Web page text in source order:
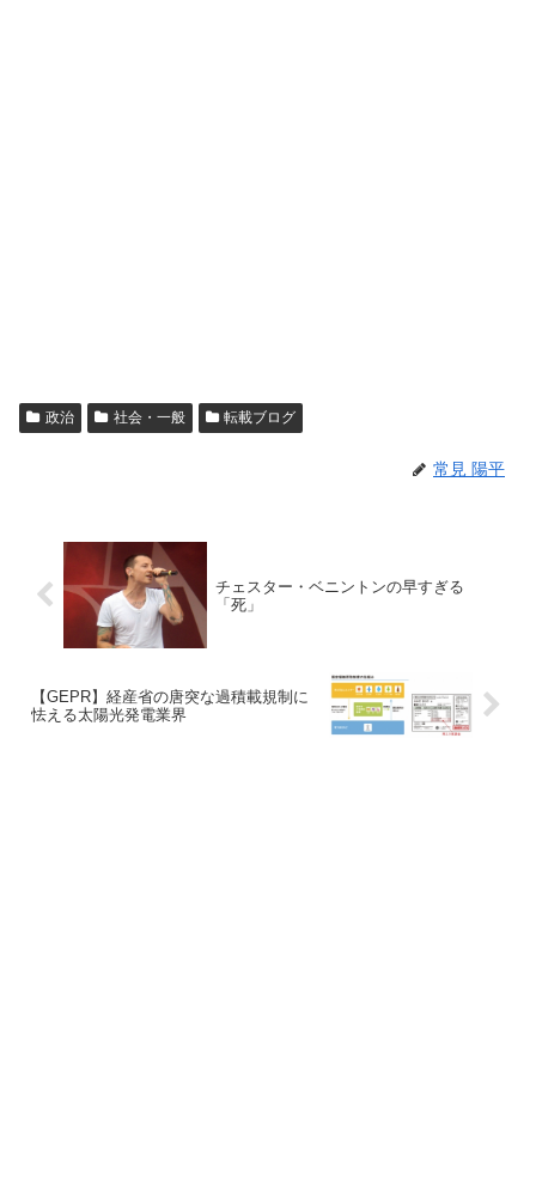
政治 社会・一般 転載ブログ
常見 陽平
チェスター・ベニントンの早すぎる
「死」
【GEPR】経産省の唐突な過積載規制に
怯える太陽光発電業界